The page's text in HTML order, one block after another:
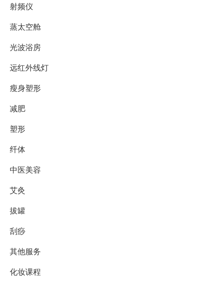
射频仪
蒸太空舱
光波浴房
远红外线灯
瘦身塑形
减肥
塑形
纤体
中医美容
艾灸
拔罐
刮痧
其他服务
化妆课程